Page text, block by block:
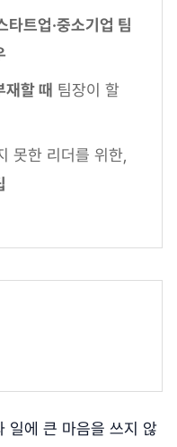
타트업·중소기업 팀
재할 때 팀장이 할
못한 리더를 위한,
일에 큰 마음을 쓰지 않